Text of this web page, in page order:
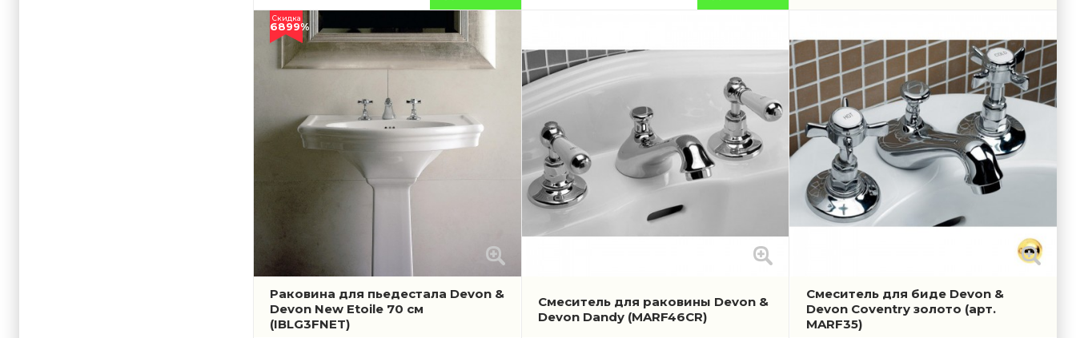
Раковина для пьедестала Devon &
Devon New Etoile 70 см
(IBLG3FNET)
Скидка
6899%
Смеситель для раковины Devon &
Devon Dandy (MARF46CR)
Смеситель для биде Devon &
Devon Coventry золото (арт.
MARF35)